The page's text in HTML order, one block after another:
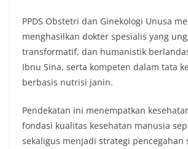
PPDS Obstetri dan Ginekologi Unusa
menghasilkan dokter spesialis yang
transformatif, dan humanistik
Ibnu Sina, serta kompeten dalam tata
berbasis nutrisi janin.
Pendekatan ini menempatkan
fondasi kualitas kesehatan manusia
sekaligus menjadi strategi pencegahan